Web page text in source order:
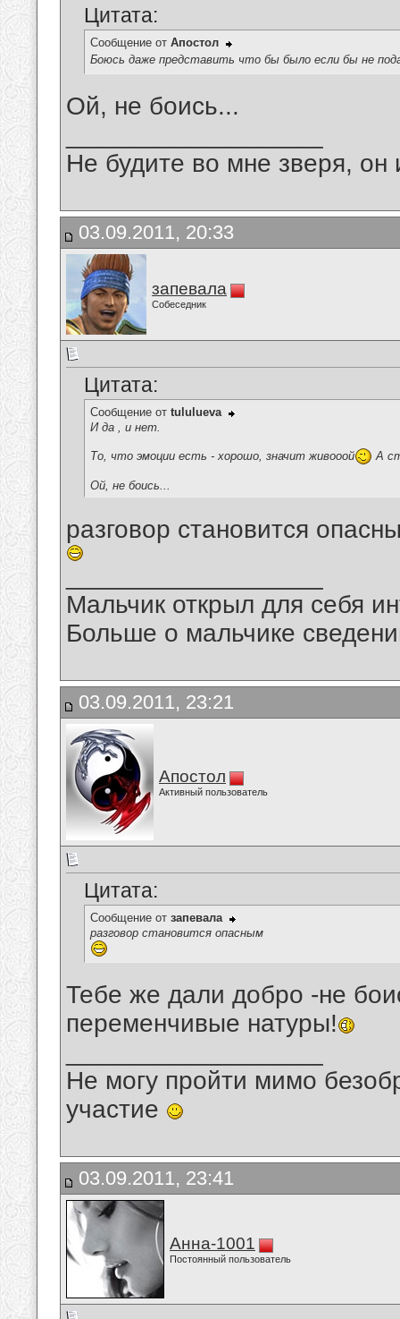
Цитата:
Сообщение от Апостол
Боюсь даже представить что бы было если бы не
Ой, не боись...
Не будите во мне зверя, он
03.09.2011, 20:33
запевала
Собеседник
Цитата:
Сообщение от tululueva
И да , и нет.
То, что эмоции есть - хорошо, значит живооой А
Ой, не боись...
разговор становится
Мальчик открыл для себя
Больше о мальчике
03.09.2011, 23:21
Апостол
Активный пользователь
Цитата:
Сообщение от запевала
разговор становится опасным
Тебе же дали добро -не
переменчивые натуры!
Не могу пройти мимо
участие
03.09.2011, 23:41
Анна-1001
Постоянный пользователь